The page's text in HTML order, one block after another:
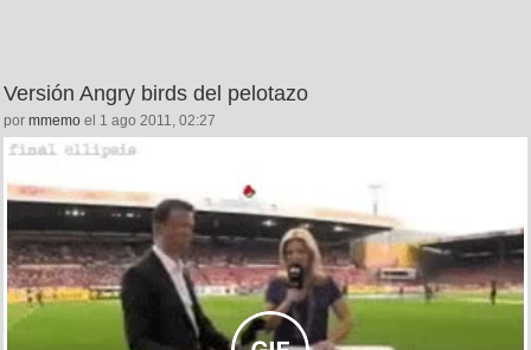
Versión Angry birds del pelotazo
por mmemo el 1 ago 2011, 02:27